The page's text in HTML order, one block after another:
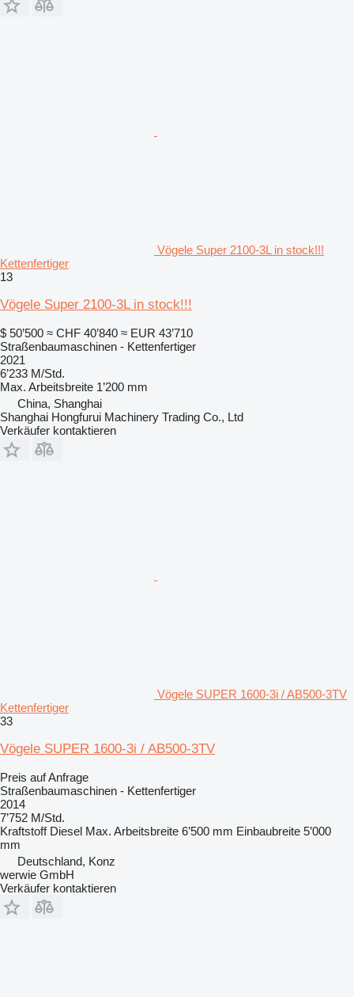
Vögele Super 2100-3L in stock!!!
Kettenfertiger
13
Vögele Super 2100-3L in stock!!!
$ 50’500 ≈ CHF 40’840 ≈ EUR 43’710
Straßenbaumaschinen - Kettenfertiger
2021
6’233 M/Std.
Max. Arbeitsbreite 1’200 mm
China, Shanghai
Shanghai Hongfurui Machinery Trading Co., Ltd
Verkäufer kontaktieren
Vögele SUPER 1600-3i / AB500-3TV
Kettenfertiger
33
Vögele SUPER 1600-3i / AB500-3TV
Preis auf Anfrage
Straßenbaumaschinen - Kettenfertiger
2014
7’752 M/Std.
Kraftstoff Diesel Max. Arbeitsbreite 6’500 mm Einbaubreite 5’000
mm
Deutschland, Konz
werwie GmbH
Verkäufer kontaktieren